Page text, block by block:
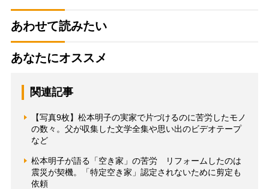
あわせて読みたい
あなたにオススメ
関連記事
【写真9枚】松本明子の実家で片づけるのに苦労したモノ
の数々。父が収集した文学全集や思い出のビデオテープ
など
松本明子が語る「空き家」の苦労 リフォームしたのは
震災が契機。「特定空き家」認定されないために剪定も
依頼